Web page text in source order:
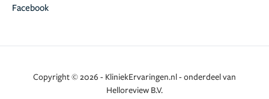
Facebook
Copyright © 2026 - KliniekErvaringen.nl - onderdeel van
Helloreview B.V.